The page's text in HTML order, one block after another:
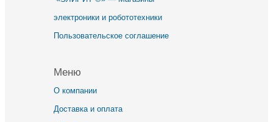
электроники и робототехники
Пользовательское соглашение
Меню
О компании
Доставка и оплата